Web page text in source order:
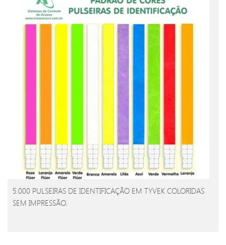
5.000 PULSEIRAS DE IDENTIFICAÇÃO EM TYVEK COLORIDAS
SEM IMPRESSÃO.